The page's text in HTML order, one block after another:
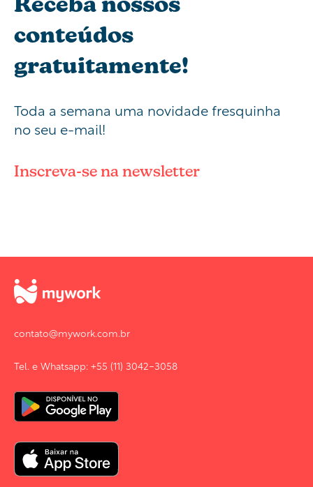
conteúdos
gratuitamente!
Toda a semana uma novidade fresquinha
no seu e-mail!
Inscreva-se na newsletter
contato@mywork.com.br
Tel. e Whatsapp: +55 (11) 3042-3058